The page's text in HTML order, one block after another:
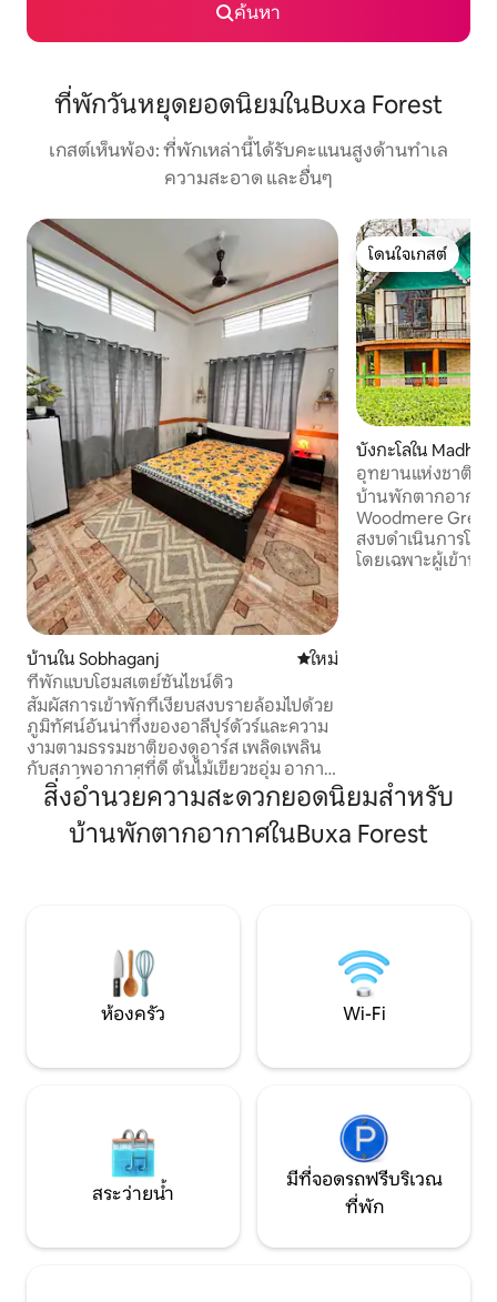
ค้นหา
ที่พักวันหยุดยอดนิยมในBuxa Forest
เกสต์เห็นพ้อง: ที่พักเหล่านี้ได้รับคะแนนสูงด้านทำเล
ความสะอาด และอื่นๆ
บ้านใน Sobhaganj ที่พักใหม่
ใหม่
ที่พักแบบโฮมสเตย์ซันไชน์ดิว
สัมผัสการเข้าพักที่เงียบสงบรายล้อมไปด้วย
ภูมิทัศน์อันน่าทึ่งของอาลีปุร์ดัวร์และความ
งามตามธรรมชาติของดูอาร์ส เพลิดเพลิน
กับสภาพอากาศที่ดี ต้นไม้เขียวชอุ่ม อากาศ
บริสุทธิ์ และวิวที่เงียบสงบ ขณะพักผ่อนใน
ที่พักที่อบอุ่นและสะดวกสบาย ซึ่งออกแบบ
มาเพื่อให้การเข้าพักของคุณน่าจดจำและ
พร้อมสิ่งอำนวยความสะดวกที่ทันสมัย เพื่อ
การพักผ่อนที่ผ่อนคลายและน่าจดจำ
โดนใจเกสต์
โดนใจเกสต์
บังกะโลใน
อุทยานแห่งชาติ
ChaletJaldapara
บ้านพักตากอากา
Woodmere
สงบดำเนินการโด
โดยเฉพาะผู้เข้าพั
สิ่งอำนวยความสะดวกยอดนิยมสำหรับ
บ้านพักตากอากาศในBuxa Forest
ห้องครัว Wi-Fi
สระว่ายน้ำ
มีที่จอดรถฟรีบริเวณ
ที่พัก